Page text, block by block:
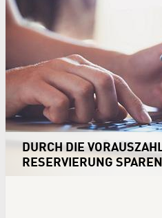
DURCH DIE
RESERVIERUNG